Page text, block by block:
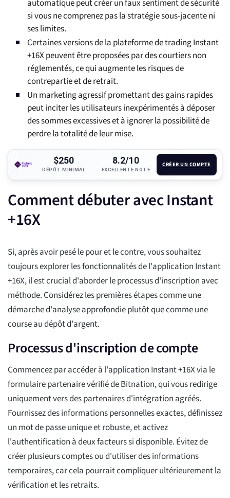
automatique peut créer un faux sentiment de sécurité
si vous ne comprenez pas la stratégie sous-jacente ni
ses limites.
Certaines versions de la plateforme de trading Instant
+16X peuvent être proposées par des courtiers non
réglementés, ce qui augmente les risques de
contrepartie et de retrait.
Un marketing agressif promettant des gains rapides
peut inciter les utilisateurs inexpérimentés à déposer
des sommes excessives et à ignorer la possibilité de
perdre la totalité de leur mise.
$250
DÉPÔT MINIMAL
8.2/10
EXCELLENTE NOTE
CRÉER UN COMPTE
Comment débuter avec Instant
+16X
Si, après avoir pesé le pour et le contre, vous souhaitez
toujours explorer les fonctionnalités de l'application Instant
+16X, il est crucial d'aborder le processus d'inscription avec
méthode. Considérez les premières étapes comme une
démarche d'analyse approfondie plutôt que comme une
course au dépôt d'argent.
Processus d'inscription de compte
Commencez par accéder à l'application Instant +16X via le
formulaire partenaire vérifié de Bitnation, qui vous redirige
uniquement vers des partenaires d'intégration agréés.
Fournissez des informations personnelles exactes, définissez
un mot de passe unique et robuste, et activez
l'authentification à deux facteurs si disponible. Évitez de
créer plusieurs comptes ou d'utiliser des informations
temporaires, car cela pourrait compliquer ultérieurement la
vérification et les retraits.